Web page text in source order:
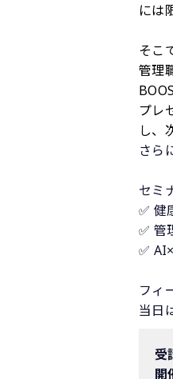
には
そこ
管理
プレ
し、
さら
セミ
✅ 健
✅ 管
✅
フィ
当日
受
開